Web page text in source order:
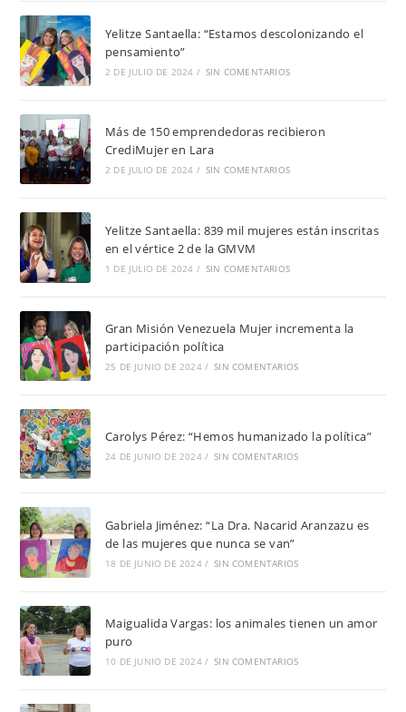
Yelitze Santaella: “Estamos descolonizando el
pensamiento”
2 DE JULIO DE 2024 / SIN COMENTARIOS
Más de 150 emprendedoras recibieron
CrediMujer en Lara
2 DE JULIO DE 2024 / SIN COMENTARIOS
Yelitze Santaella: 839 mil mujeres están inscritas
en el vértice 2 de la GMVM
1 DE JULIO DE 2024 / SIN COMENTARIOS
Gran Misión Venezuela Mujer incrementa la
participación política
25 DE JUNIO DE 2024 / SIN COMENTARIOS
Carolys Pérez: “Hemos humanizado la política”
24 DE JUNIO DE 2024 / SIN COMENTARIOS
Gabriela Jiménez: “La Dra. Nacarid Aranzazu es
de las mujeres que nunca se van”
18 DE JUNIO DE 2024 / SIN COMENTARIOS
Maigualida Vargas: los animales tienen un amor
puro
10 DE JUNIO DE 2024 / SIN COMENTARIOS